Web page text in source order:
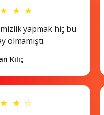
★ ★
yapmak hiç bu
olmamıştı.
Kılıç
★ ☆